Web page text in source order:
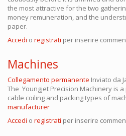
the most attractive for the two
money remuneration, and the
paper.
Accedi o registrati per inserire
Machines
Collegamento permanente Inviato da
The Youngjet Precision Machinery is
cable coiling and packing types of
manufacturer
Accedi o registrati per inserire